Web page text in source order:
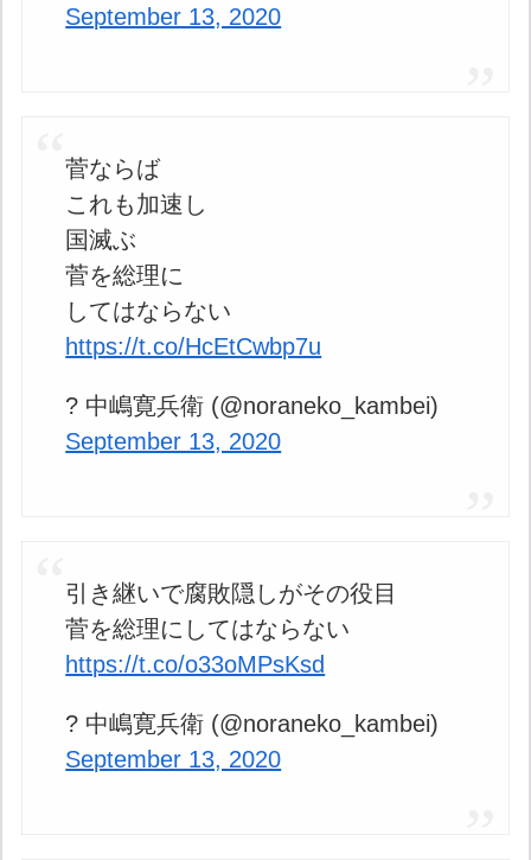
September 13, 2020
菅ならば
これも加速し
国滅ぶ
菅を総理に
してはならない
https://t.co/HcEtCwbp7u
? 中嶋寛兵衛 (@noraneko_kambei)
September 13, 2020
引き継いで腐敗隠しがその役目
菅を総理にしてはならない
https://t.co/o33oMPsKsd
? 中嶋寛兵衛 (@noraneko_kambei)
September 13, 2020